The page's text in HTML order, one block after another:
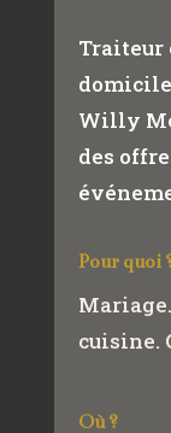
Traiteur
Willy
des
Pour quoi
cuisine.
Où ?